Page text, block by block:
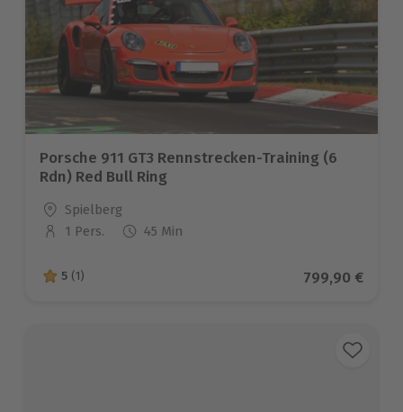
Porsche 911 GT3 Rennstrecken-Training (6
Rdn) Red Bull Ring
Standort
Spielberg
Anzahl der Teilnehmer
1 Pers. 45 Min
5 von 5 Sternen basierend auf 1 Bewertungen
5 (1) Aktueller
799,90 €